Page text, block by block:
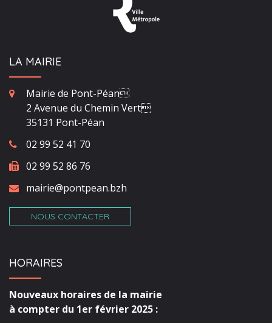
LA MAIRIE
Mairie de Pont-Péan
2 Avenue du Chemin Vert
35131 Pont-Péan
02 99 52 41 70
02 99 52 86 76
mairie@pontpean.bzh
NOUS CONTACTER
HORAIRES
Nouveaux horaires de la mairie
à compter du 1er février 2025 :